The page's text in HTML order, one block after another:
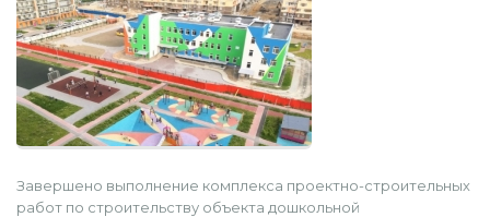
Завершено выполнение комплекса проектно-строительных
работ по строительству объекта дошкольной